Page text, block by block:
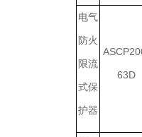
电气
防火
限流
式保
护器
63D